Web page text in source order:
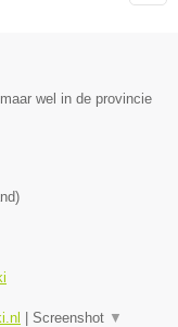
wel in de provincie
)
Screenshot ▼